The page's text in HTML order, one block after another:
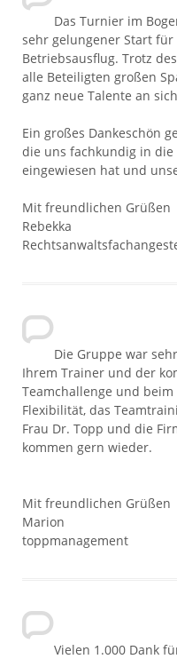
Das Turnier im
sehr gelungener Start
Betriebsausflug. Trotz
alle Beteiligten großen
ganz neue Talente an
Ein großes Dankeschön
die uns fachkundig in die
eingewiesen hat und
Mit freundlichen Grüßen
Rebekka
Die Gruppe war
Ihrem Trainer und der
Teamchallenge und
Flexibilität, das
Frau Dr. Topp und die
kommen gern wieder.
Mit freundlichen Grüßen
Marion
toppmanagement
Vielen 1.000 Dank